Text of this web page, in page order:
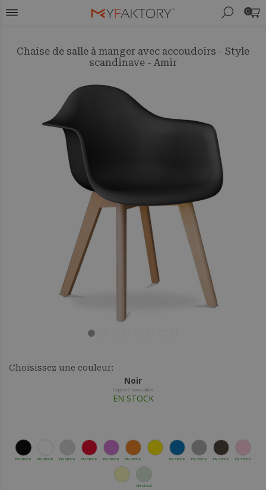
0
Chaise de salle à manger avec accoudoirs - Style
scandinave - Amir
Choisissez une couleur:
Noir
Expédié sous 48h
EN STOCK
EN STOCK EN STOCK EN STOCK EN STOCK EN STOCK EN STOCK EN STOCK EN STOCK EN STOCK EN STOCK
EN STOCK